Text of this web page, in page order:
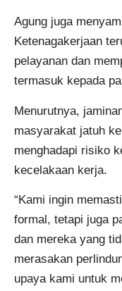
Agung juga
Ketenagakerjaan
pelayanan dan
termasuk kepada
Menurutnya,
masyarakat jatuh
menghadapi risiko
kecelakaan kerja.
“Kami ingin
formal, tetapi juga
dan mereka yang
merasakan
upaya kami untuk